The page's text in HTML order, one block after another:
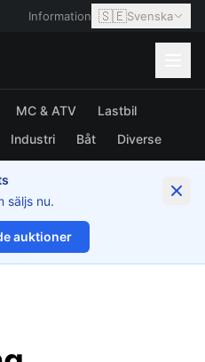
Information 🇸🇪Svenska
MC & ATV
Lastbil
Industri Båt Diverse
säljs nu.
auktioner
1/16